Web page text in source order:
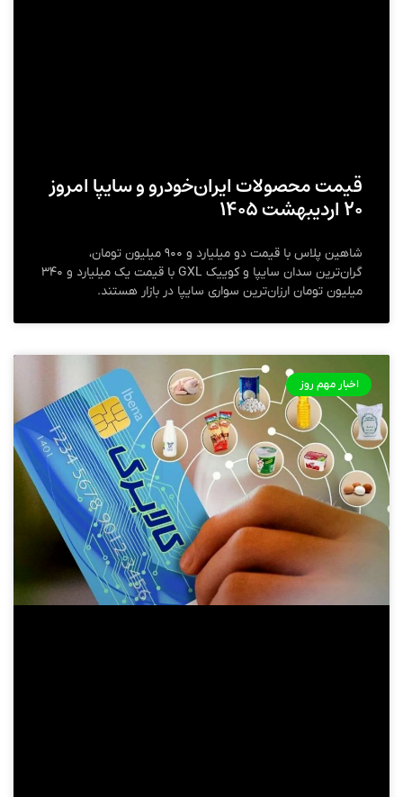
قیمت محصولات ایران‌خودرو و سایپا امروز
۲۰ اردیبهشت ۱۴۰۵
شاهین پلاس با قیمت دو میلیارد و ۹۰۰ میلیون تومان،
گران‌ترین سدان سایپا و کوییک GXL با قیمت یک میلیارد و ۳۴۰
میلیون تومان ارزان‌ترین سواری سایپا در بازار هستند.
اخبار مهم روز